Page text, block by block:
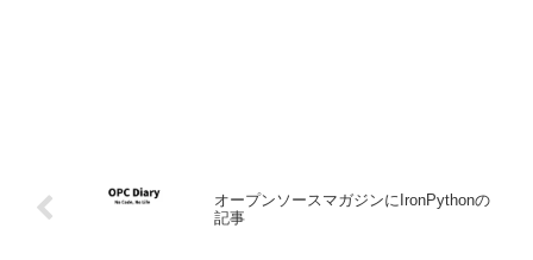
オープンソースマガジンにIronPythonの
記事